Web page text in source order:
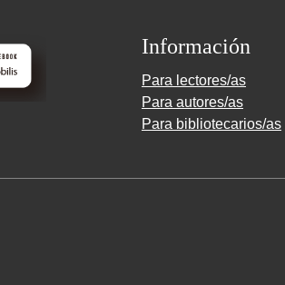
Información
Para lectores/as
Para autores/as
Para bibliotecarios/as